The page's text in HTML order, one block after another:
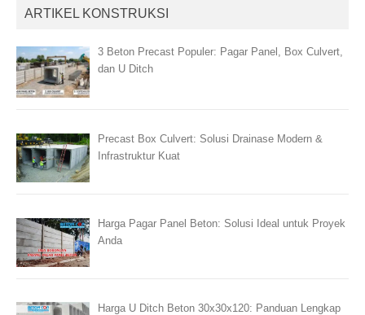
ARTIKEL KONSTRUKSI
3 Beton Precast Populer: Pagar Panel, Box Culvert,
dan U Ditch
Precast Box Culvert: Solusi Drainase Modern &
Infrastruktur Kuat
Harga Pagar Panel Beton: Solusi Ideal untuk Proyek
Anda
Harga U Ditch Beton 30x30x120: Panduan Lengkap